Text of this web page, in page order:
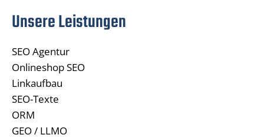
Unsere Leistungen
SEO Agentur
Onlineshop SEO
Linkaufbau
SEO-Texte
ORM
GEO / LLMO